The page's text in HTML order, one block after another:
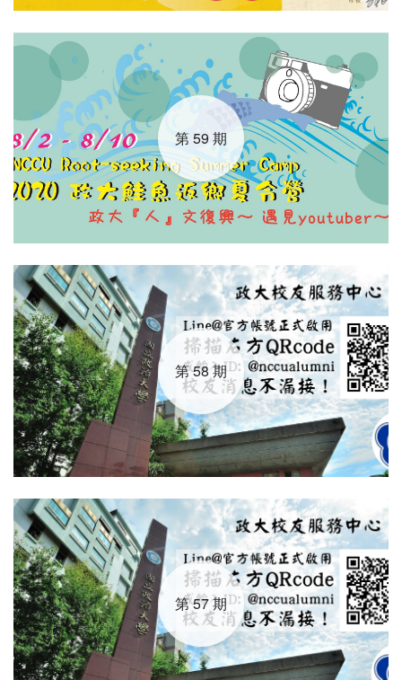
第 59 期
第 58 期
第 57 期